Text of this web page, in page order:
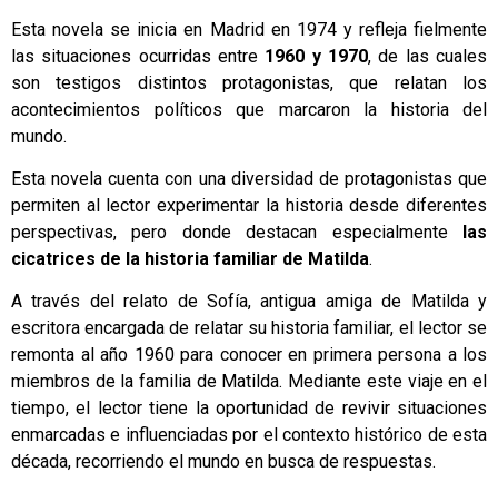
Esta novela se inicia en Madrid en 1974 y refleja fielmente
las situaciones ocurridas entre 1960 y 1970, de las cuales
son testigos distintos protagonistas, que relatan los
acontecimientos políticos que marcaron la historia del
mundo.
Esta novela cuenta con una diversidad de protagonistas que
permiten al lector experimentar la historia desde diferentes
perspectivas, pero donde destacan especialmente las
cicatrices de la historia familiar de Matilda.
A través del relato de Sofía, antigua amiga de Matilda y
escritora encargada de relatar su historia familiar, el lector se
remonta al año 1960 para conocer en primera persona a los
miembros de la familia de Matilda. Mediante este viaje en el
tiempo, el lector tiene la oportunidad de revivir situaciones
enmarcadas e influenciadas por el contexto histórico de esta
década, recorriendo el mundo en busca de respuestas.